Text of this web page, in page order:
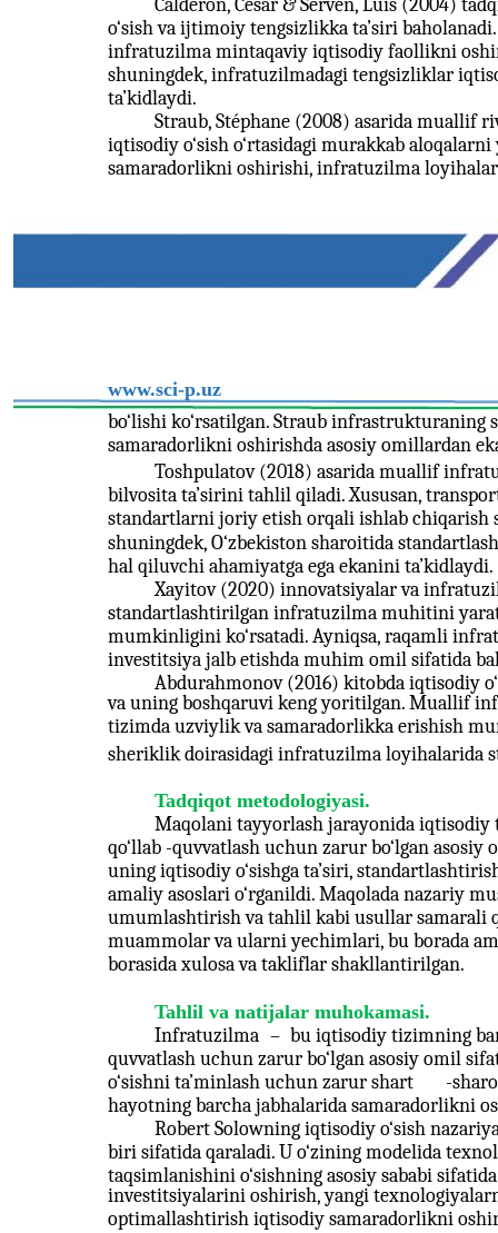
Calderón, César & Servén, Luis (2004)
o‘sish va ijtimoiy tengsizlikka ta’siri
infratuzilma mintaqaviy iqtisodiy faollikni
shuningdek, infratuzilmadagi tengsizliklar
ta’kidlaydi.
Straub, Stéphane (2008) asarida muallif
iqtisodiy o‘sish o‘rtasidagi murakkab
samaradorlikni oshirishi, infratuzilma
www.sci-p.uz
bo‘lishi ko‘rsatilgan. Straub
samaradorlikni oshirishda asosiy omillardan
Toshpulatov (2018) asarida muallif
bilvosita ta’sirini tahlil qiladi. Xususan,
standartlarni joriy etish orqali ishlab chiqarish
shuningdek, O‘zbekiston sharoitida
hal qiluvchi ahamiyatga ega ekanini ta’kidlaydi.
Xayitov (2020) innovatsiyalar va
standartlashtirilgan infratuzilma muhitini
mumkinligini ko‘rsatadi. Ayniqsa, raqamli
investitsiya jalb etishda muhim omil sifatida
Abdurahmonov (2016) kitobda iqtisodiy
va uning boshqaruvi keng yoritilgan. Muallif
tizimda uzviylik va samaradorlikka erishish
sheriklik doirasidagi infratuzilma loyihalarida
Tadqiqot metodologiyasi.
Maqolani tayyorlash jarayonida
qo‘llab -quvvatlash uchun zarur bo‘lgan
uningiqtisodiy o‘sishga ta’siri,
amaliy asoslari o‘rganildi. Maqolada nazariy
umumlashtirish va tahlil kabi usullar samarali
muammolar va ularni yechimlari, bu borada
borasida xulosa va takliflar shakllantirilgan.
Tahlil va natijalar muhokamasi.
Infratuzilma – bu iqtisodiy tizimning
quvvatlash uchun zarur bo‘lgan asosiy omil
o‘sishni ta’minlash uchun zarur shart
-
hayotning barcha jabhalarida samaradorlikni
Robert Solowning iqtisodiy o‘sish
biri sifatida qaraladi. U o‘zining modelida
taqsimlanishini o‘sishning asosiy sababi
investitsiyalarini oshirish, yangi
optimallashtirish iqtisodiy samaradorlikni